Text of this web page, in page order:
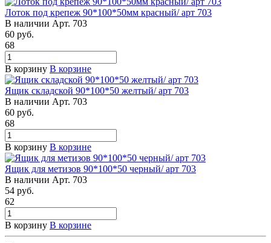
Лоток под крепеж 90*100*50мм красный/ арт 703
В наличии Арт. 703
60 руб.
68
В корзину В корзине
Ящик складской 90*100*50 желтый/ арт 703
В наличии Арт. 703
60 руб.
68
В корзину В корзине
Ящик для метизов 90*100*50 черный/ арт 703
В наличии Арт. 703
54 руб.
62
В корзину В корзине